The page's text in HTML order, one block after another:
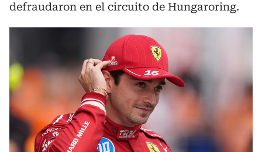
defraudaron en el circuito de Hungaroring.